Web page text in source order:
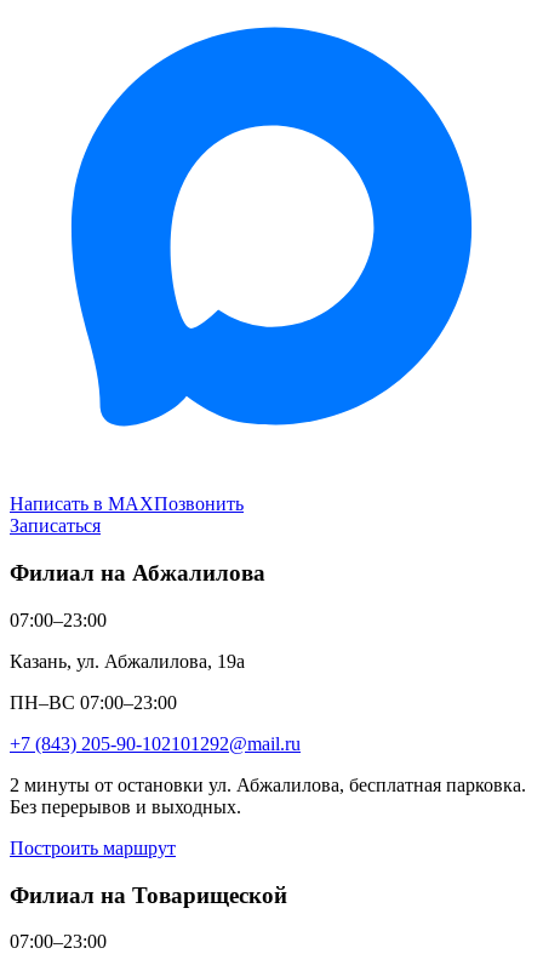
Написать в MAXПозвонить
Записаться
Филиал на Абжалилова
07:00–23:00
Казань, ул. Абжалилова, 19а
ПН–ВС 07:00–23:00
+7 (843) 205-90-102101292@mail.ru
2 минуты от остановки ул. Абжалилова, бесплатная парковка.
Без перерывов и выходных.
Построить маршрут
Филиал на Товарищеской
07:00–23:00